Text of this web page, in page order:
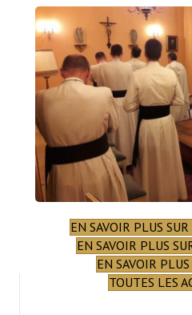
EN SAVOIR PLUS
EN SAVOIR PLUS
EN SAVOIR
TOUTES LES